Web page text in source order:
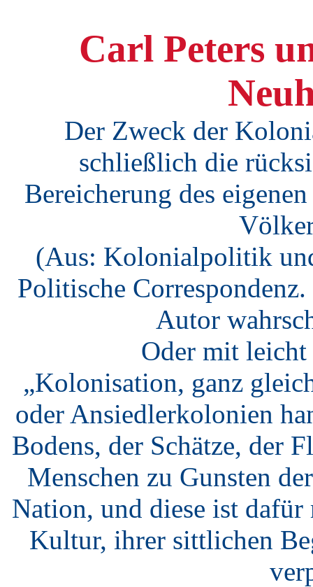
Carl Peters
Der Zweck der
schließlich die
Bereicherung des
(Aus: Kolonialpolitik
Politische
Autor
Oder mit leicht
„Kolonisation, ganz
oder Ansiedlerkolonien
Bodens, der Schätze, der
Menschen zu Gunsten
Nation, und diese ist dafür
Kultur, ihrer sittlichen